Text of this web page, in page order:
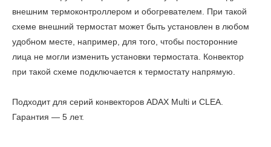
внешним термоконтроллером и обогревателем. При такой
схеме внешний термостат может быть установлен в любом
удобном месте, например, для того, чтобы посторонние
лица не могли изменить установки термостата. Конвектор
при такой схеме подключается к термостату напрямую.
Подходит для серий конвекторов ADAX Multi и CLEA.
Гарантия — 5 лет.